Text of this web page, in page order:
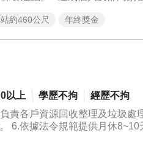
約460公尺 年終獎金
以上 學歷不拘
經歷不拘
責各戶資源回收整理及垃圾處
6.依據法令規範提供月休8~10